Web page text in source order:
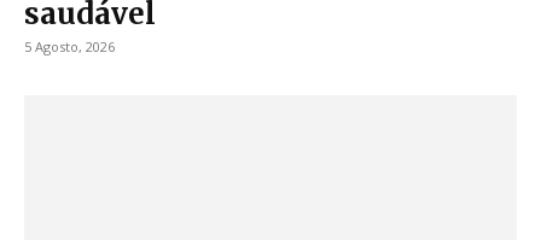
saudável
5 Agosto, 2026